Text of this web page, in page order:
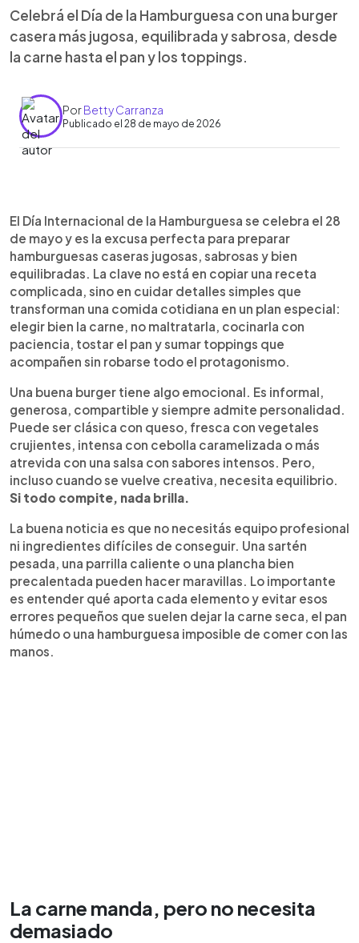
Celebrá el Día de la Hamburguesa con una burger
casera más jugosa, equilibrada y sabrosa, desde
la carne hasta el pan y los toppings.
PorBetty Carranza
Publicado el 28 de mayo de 2026
► Escuchar artículo
El Día Internacional de la Hamburguesa, celebrado
el 28 de mayo, es una buena excusa para preparar
burgers caseras más jugosas, sabrosas y
equilibradas. La clave está en elegir carne con
suficiente grasa, manipularla poco, sazonarla en el
momento correcto y cocinarla sin aplastarla para
conservar sus jugos. También importan el pan
tostado, el queso bien derretido, las salsas
moderadas y toppings que aporten frescura,
acidez o textura sin saturar. Con una buena
técnica, ingredientes simples y un armado
pensado, una hamburguesa hecha en casa puede
tener sabor de restaurante y convertirse en un
plan especial.
El Día Internacional de la Hamburguesa se celebra el 28
de mayo y es la excusa perfecta para preparar
hamburguesas caseras jugosas, sabrosas y bien
equilibradas. La clave no está en copiar una receta
complicada, sino en cuidar detalles simples que
transforman una comida cotidiana en un plan especial:
elegir bien la carne, no maltratarla, cocinarla con
paciencia, tostar el pan y sumar toppings que
acompañen sin robarse todo el protagonismo.
Una buena burger tiene algo emocional. Es informal,
generosa, compartible y siempre admite personalidad.
Puede ser clásica con queso, fresca con vegetales
crujientes, intensa con cebolla caramelizada o más
atrevida con una salsa con sabores intensos. Pero,
incluso cuando se vuelve creativa, necesita equilibrio.
Si todo compite, nada brilla.
La buena noticia es que no necesitás equipo profesional
ni ingredientes difíciles de conseguir. Una sartén
pesada, una parrilla caliente o una plancha bien
precalentada pueden hacer maravillas. Lo importante
es entender qué aporta cada elemento y evitar esos
errores pequeños que suelen dejar la carne seca, el pan
húmedo o una hamburguesa imposible de comer con las
manos.
La carne manda, pero no necesita
demasiado